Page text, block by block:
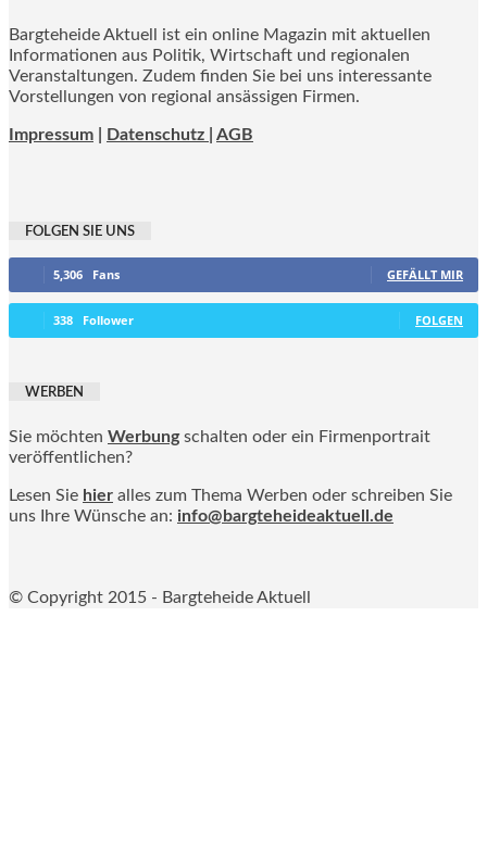
Bargteheide Aktuell ist ein online Magazin mit aktuellen
Informationen aus Politik, Wirtschaft und regionalen
Veranstaltungen. Zudem finden Sie bei uns interessante
Vorstellungen von regional ansässigen Firmen.
Impressum Datenschutz | AGB
FOLGEN SIE UNS
5,306 Fans GEFÄLLT MIR
338 Follower FOLGEN
WERBEN
Sie möchten Werbung schalten oder ein Firmenportrait
veröffentlichen?
Lesen Sie hier alles zum Thema Werben oder schreiben Sie
uns Ihre Wünsche an: info@bargteheideaktuell.de
© Copyright 2015 - Bargteheide Aktuell